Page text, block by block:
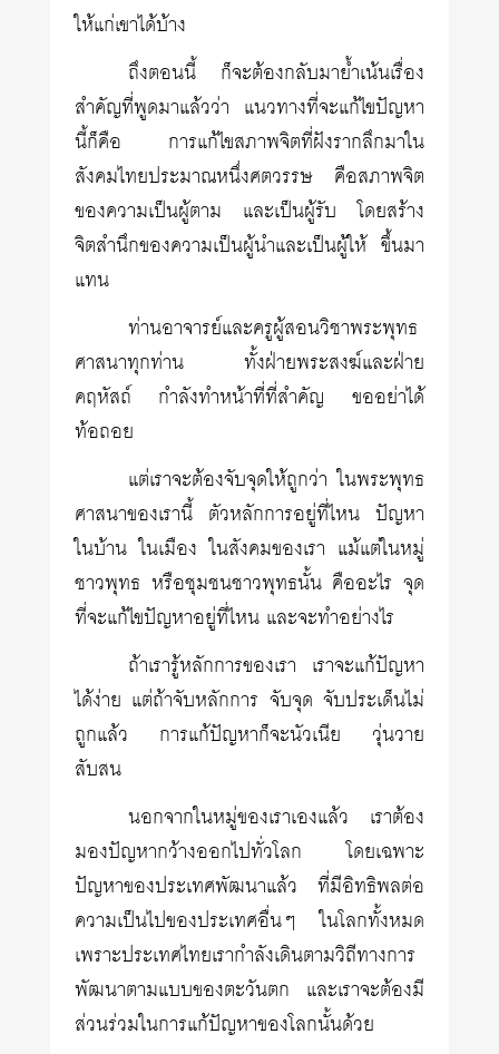
ให้แก่เขาได้บ้าง
ถึงตอนนี้ ก็จะต้องกลับมาย้ำเน้นเรื่อง
สำคัญที่พูดมาแล้วว่า แนวทางที่จะแก้ไขปัญหา
นี้ก็คือ การแก้ไขสภาพจิตที่ฝังรากลึกมาใน
สังคมไทยประมาณหนึ่งศตวรรษ คือสภาพจิต
ของความเป็นผู้ตาม และเป็นผู้รับ โดยสร้าง
จิตสำนึกของความเป็นผู้นำและเป็นผู้ให้ ขึ้นมา
แทน
ท่านอาจารย์และครูผู้สอนวิชาพระพุทธ
ศาสนาทุกท่าน ทั้งฝ่ายพระสงฆ์และฝ่าย
คฤหัสถ์ กำลังทำหน้าที่ที่สำคัญ ขออย่าได้
ท้อถอย
แต่เราจะต้องจับจุดให้ถูกว่า ในพระพุทธ
ศาสนาของเรานี้ ตัวหลักการอยู่ที่ไหน ปัญหา
ในบ้าน ในเมือง ในสังคมของเรา แม้แต่ในหมู่
ชาวพุทธ หรือชุมชนชาวพุทธนั้น คืออะไร จุด
ที่จะแก้ไขปัญหาอยู่ที่ไหน และจะทำอย่างไร
ถ้าเรารู้หลักการของเรา เราจะแก้ปัญหา
ได้ง่าย แต่ถ้าจับหลักการ จับจุด จับประเด็นไม่
ถูกแล้ว การแก้ปัญหาก็จะนัวเนีย วุ่นวาย
สับสน
นอกจากในหมู่ของเราเองแล้ว เราต้อง
มองปัญหากว้างออกไปทั่วโลก โดยเฉพาะ
ปัญหาของประเทศพัฒนาแล้ว ที่มีอิทธิพลต่อ
ความเป็นไปของประเทศอื่นๆ ในโลกทั้งหมด
เพราะประเทศไทยเรากำลังเดินตามวิถีทางการ
พัฒนาตามแบบของตะวันตก และเราจะต้องมี
ส่วนร่วมในการแก้ปัญหาของโลกนั้นด้วย